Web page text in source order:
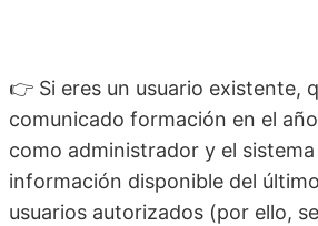
👉 Si eres un usuario existente,
comunicado formación en el
como administrador y el
información disponible del
usuarios autorizados (por ello,